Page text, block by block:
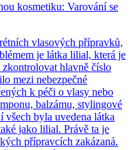
kosmetiku: Varování se
vlasových přípravků,
je látka lilial, která je
hlavně číslo
mezi nebezpečné
k péči o vlasy nebo
balzámu, stylingové
všech byla uvedena látka
jako lilial. Právě ta je
přípravcích zakázaná.